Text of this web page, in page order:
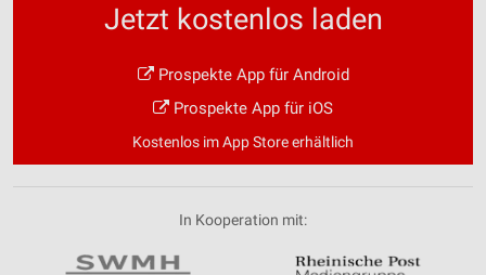
Jetzt kostenlos laden
Prospekte App für Android
Prospekte App für iOS
Kostenlos im App Store erhältlich
In Kooperation mit: